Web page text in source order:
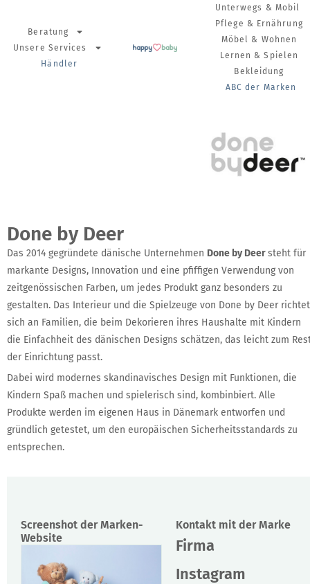
Beratung
Unsere Services
Händler
Unterwegs & Mobil
Pflege & Ernährung
Möbel & Wohnen
Lernen & Spielen
Bekleidung
ABC der Marken
Done by Deer
Das 2014 gegründete dänische Unternehmen Done by Deersteht für
markante Designs, Innovation und eine pfiffigen Verwendung von
zeitgenössischen Farben, um jedes Produkt ganz besonders zu
gestalten. Das Interieur und die Spielzeuge von Done by Deer richtet
sich an Familien, die beim Dekorieren ihres Haushalte mit Kindern
die Einfachheit des dänischen Designs schätzen, das leicht zum
der Einrichtung passt.
Dabei wird modernes skandinavisches Design mit Funktionen, die
Kindern Spaß machen und spielerisch sind, kombinbiert. Alle
Produkte werden im eigenen Haus in Dänemark entworfen und
gründlich getestet, um den europäischen Sicherheitsstandards zu
entsprechen.
Screenshot der Marken-
Website
Kontakt mit der Marke
Firma
Instagram